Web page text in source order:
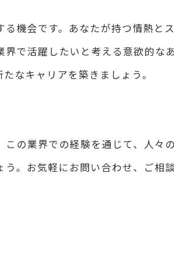
機会です。あなたが持つ情熱と
で活躍したいと考える意欲的な
なキャリアを築きましょう。
の業界での経験を通じて、人々
。お気軽にお問い合わせ、ご相